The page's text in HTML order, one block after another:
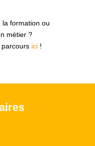
la formation ou
métier ?
ici!